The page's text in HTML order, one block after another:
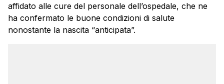
affidato alle cure del personale dell’ospedale, che ne
ha confermato le buone condizioni di salute
nonostante la nascita “anticipata”.